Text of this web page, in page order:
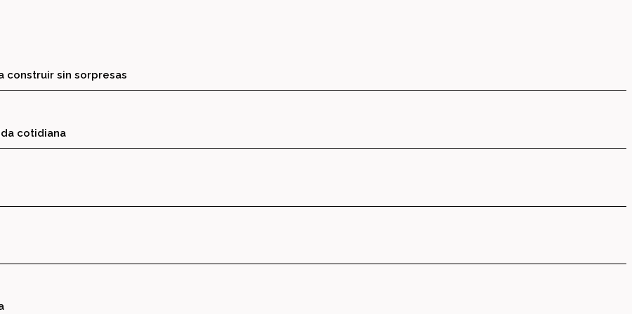
construir sin sorpresas
cotidiana